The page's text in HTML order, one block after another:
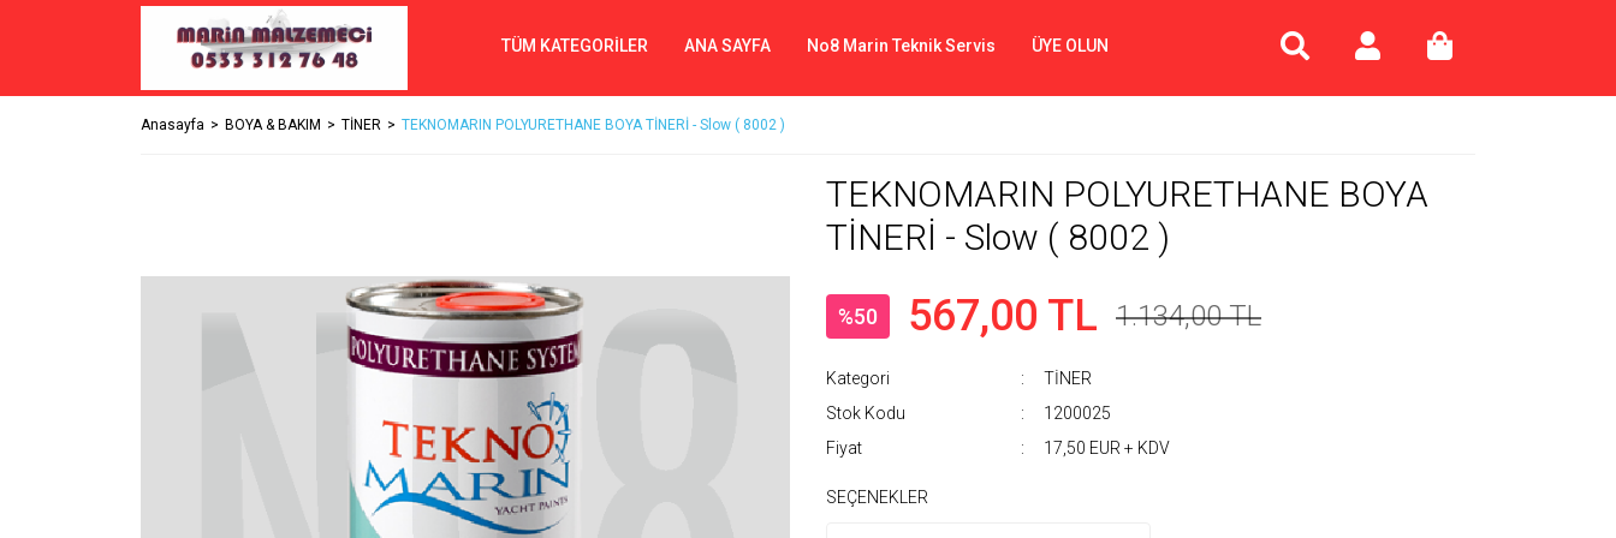
TÜM KATEGORİLER ANA SAYFA No8 Marin Teknik Servis ÜYE OLUN
Anasayfa BOYA & BAKIM TİNER TEKNOMARIN POLYURETHANE BOYA TİNERİ - Slow ( 8002 )
TEKNOMARIN POLYURETHANE BOYA
TİNERİ - Slow ( 8002 )
%50 567,00 TL 1.134,00 TL
Kategori
TİNER
Stok Kodu
1200025
Fiyat
17,50 EUR + KDV
SEÇENEKLER